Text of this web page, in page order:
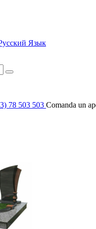
78 503 503 Comanda un